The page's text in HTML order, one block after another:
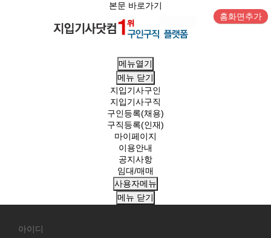
본문 바로가기
홈화면추가
메뉴열기
메뉴 닫기
지입기사구인
지입기사구직
구인등록(채용)
구직등록(인재)
마이페이지
이용안내
공지사항
임대/매매
사용자메뉴
메뉴 닫기
원